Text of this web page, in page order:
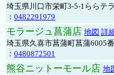
埼玉県川口市栄町3-5-1ららテ
： 0482291979
モラージュ菖蒲店 地図 詳
埼玉県久喜市菖蒲町菖蒲6005
： 0480872501
熊谷ニットーモール店 地